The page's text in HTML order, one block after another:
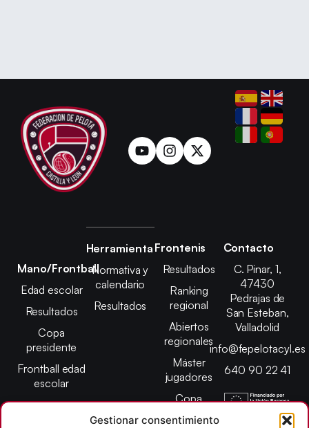
Gestionar consentimiento
Mano/Frontball
Edad escolar
Resultados
Copa
presidente
Frontball edad
escolar
Herramienta
Normativa y
calendario
Resultados
Frontenis
Resultados
Ranking
regional
Abiertos
regionales
Máster
jugadores
Copa
presidente
Contacto
C. Pinar, 1,
47430
Pedrajas de
San Esteban,
Valladolid
info@fepelotacyl.es
640 90 22 41